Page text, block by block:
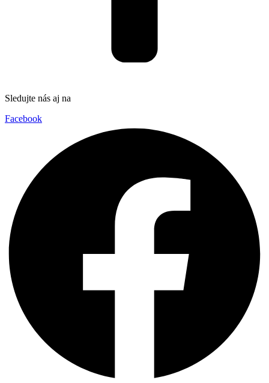
Sledujte nás aj na
Facebook